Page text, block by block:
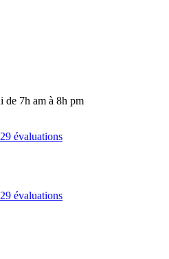
de 7h am à 8h pm
évaluations
évaluations